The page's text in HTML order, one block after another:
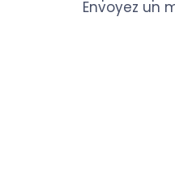
Envoyez un